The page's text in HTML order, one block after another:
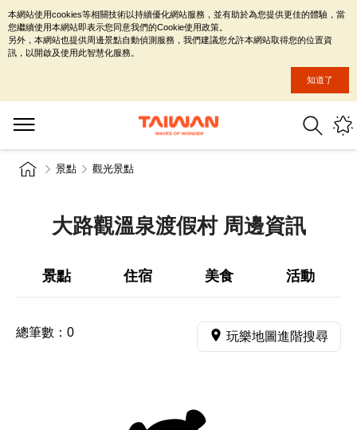
景點 觀光景點
大路觀溫泉渡假村 周邊資訊
景點 住宿 美食 活動
總筆數： 0 玩樂地圖進階搜尋
本網站使用cookies等相關技術以持續優化網站服務，並有助於為您提供更佳的體驗，當
您繼續使用本網站即表示您同意我們的Cookie使用政策。
另外，本網站也提供周邊景點自動偵測服務，我們建議您允許本網站取得您的位置資
訊，以開啟及使用此智慧化服務。
知道了